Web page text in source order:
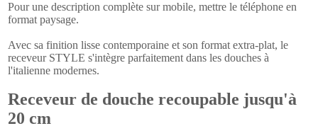
Pour une description complète sur mobile, mettre le téléphone en
format paysage.
Avec sa finition lisse contemporaine et son format extra-plat, le
receveur STYLE s'intègre parfaitement dans les douches à
l'italienne modernes.
Receveur de douche recoupable jusqu'à
20 cm